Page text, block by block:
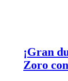
¡Gran
Zoro